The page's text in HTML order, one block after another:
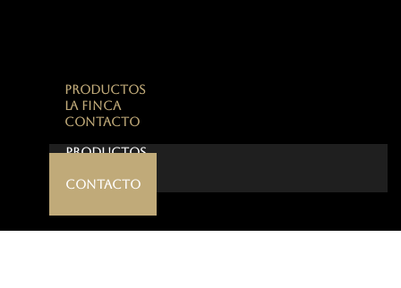
PRODUCTOS
LA FINCA
CONTACTO
PRODUCTOS
CONTACTO